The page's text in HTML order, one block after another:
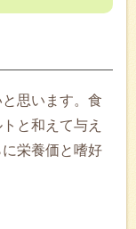
思います。食
と和えて与え
栄養価と嗜好